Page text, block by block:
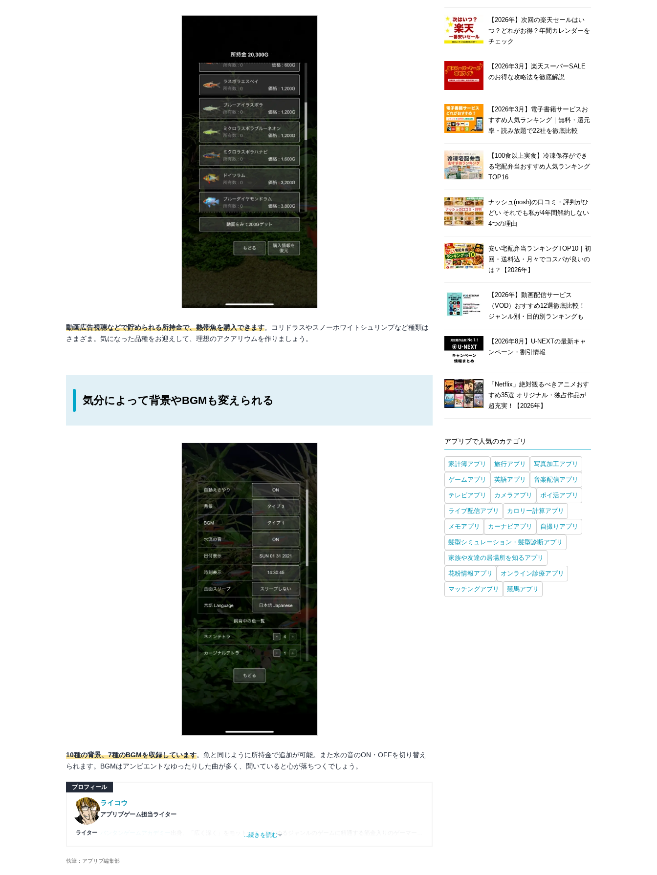
動画広告視聴などで貯められる所持金で、熱帯魚を購入できます。コリドラスやスノーホワイトシュリンプなど種類は
さまざま。気になった品種をお迎えして、理想のアクアリウムを作りましょう。
気分によって背景やBGMも変えられる
10種の背景、7種のBGMを収録しています。魚と同じように所持金で追加が可能。また水の音のON・OFFを切り替え
られます。BGMはアンビエントなゆったりした曲が多く、聞いていると心が落ちつくでしょう。
プロフィール
ライター
ライコウ
アプリブゲーム担当ライター
出身。「広く深く」をモットーに、あらゆるジャンルのゲームに精通する筋金入りのゲーマー。
...続きを読む
執筆：アプリブ編集部
【2026年】次回の楽天セールはい
つ？どれがお得？年間カレンダーを
チェック
【2026年3月】楽天スーパーSALE
のお得な攻略法を徹底解説
【2026年3月】電子書籍サービスお
すすめ人気ランキング｜無料・還元
率・読み放題で22社を徹底比較
【100食以上実食】冷凍保存ができ
る宅配弁当おすすめ人気ランキング
TOP16
ナッシュ(nosh)の口コミ・評判がひ
どい それでも私が4年間解約しない
4つの理由
安い宅配弁当ランキングTOP10｜初
回・送料込・月々でコスパが良いの
は？【2026年】
【2026年】動画配信サービス
（VOD）おすすめ12選徹底比較！
ジャンル別・目的別ランキングも
【2026年8月】U-NEXTの最新キャ
ンペーン・割引情報
「Netflix」絶対観るべきアニメおす
すめ35選 オリジナル・独占作品が
超充実！【2026年】
アプリブで人気のカテゴリ
家計簿アプリ 旅行アプリ 写真加工アプリ
ゲームアプリ 英語アプリ 音楽配信アプリ
テレビアプリ カメラアプリ ポイ活アプリ
ライブ配信アプリ カロリー計算アプリ
メモアプリ カーナビアプリ 自撮りアプリ
髪型シミュレーション・髪型診断アプリ
家族や友達の居場所を知るアプリ
花粉情報アプリ オンライン診療アプリ
マッチングアプリ 競馬アプリ